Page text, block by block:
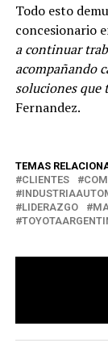
Todo esto
concesionario
a continuar
acompañando
soluciones
Fernandez.
TEMAS
CLIENTES
LIDERAZGO